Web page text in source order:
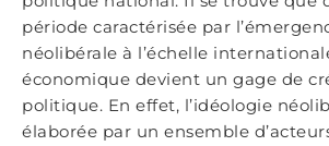
période caractérisée par
néolibérale à l’échelle
économique devient un gage de
politique. En effet, l’idéologie
élaborée par un ensemble